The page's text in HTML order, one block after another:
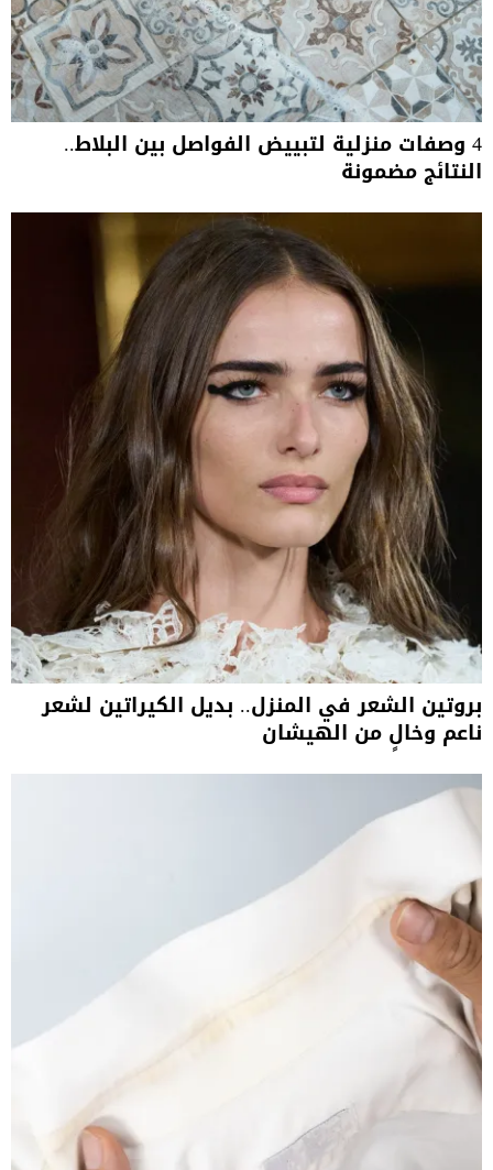
4 وصفات منزلية لتبييض الفواصل بين البلاط..
النتائج مضمونة
بروتين الشعر في المنزل.. بديل الكيراتين لشعر
ناعم وخالٍ من الهيشان